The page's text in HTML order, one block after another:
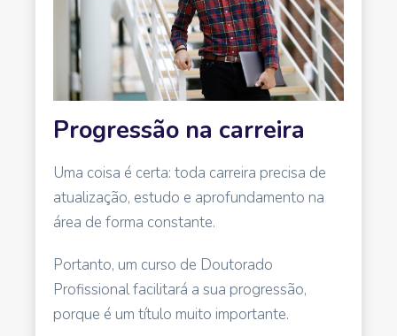
Progressão na carreira
Uma coisa é certa: toda carreira precisa de
atualização, estudo e aprofundamento na
área de forma constante.
Portanto, um curso de Doutorado
Profissional facilitará a sua progressão,
porque é um título muito importante.